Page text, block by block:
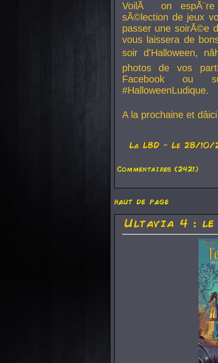
VoilÃ on
sÃ©lection de jeux
passer une soirÃ©e
vous laissera de
soir d'Halloween,
photos de vos
Facebook ou
#HalloweenLudique.
A la prochaine et
La LBD - Le 28/10/
Commentaires (2421)
haut de page
Ultavia 4 :